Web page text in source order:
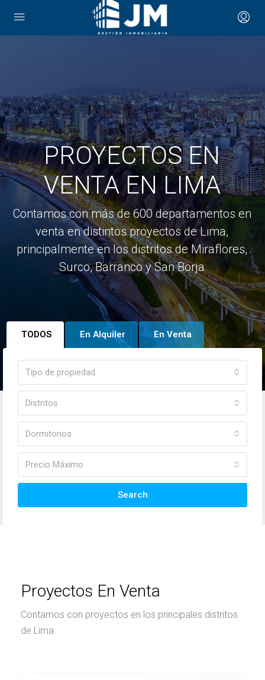
PROYECTOS EN
VENTA EN LIMA
Contamos con más de 600 departamentos en
venta en distintos proyectos de Lima,
principalmente en los distritos de Miraflores,
Surco, Barranco y San Borja
TODOS En Alquiler En Venta
Tipo de propiedad
Distritos
Dormitorios
Precio Máximo
Search
Proyectos En Venta
Contamos con proyectos en los principales distritos
de Lima